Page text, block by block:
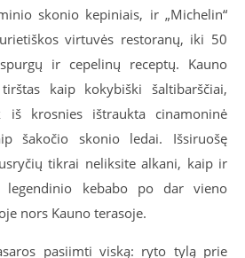
skonio kepiniais, ir „Michelin“
virtuvės restoranų, iki 50
ir cepelinų receptų. Kauno
kaip kokybiški šaltibarščiai,
krosnies ištraukta cinamoninė
šakočio skonio ledai. Išsiruošę
tikrai neliksite alkani, kaip ir
legendinio kebabo po dar vieno
nors Kauno terasoje.
pasiimti viską: ryto tylą prie